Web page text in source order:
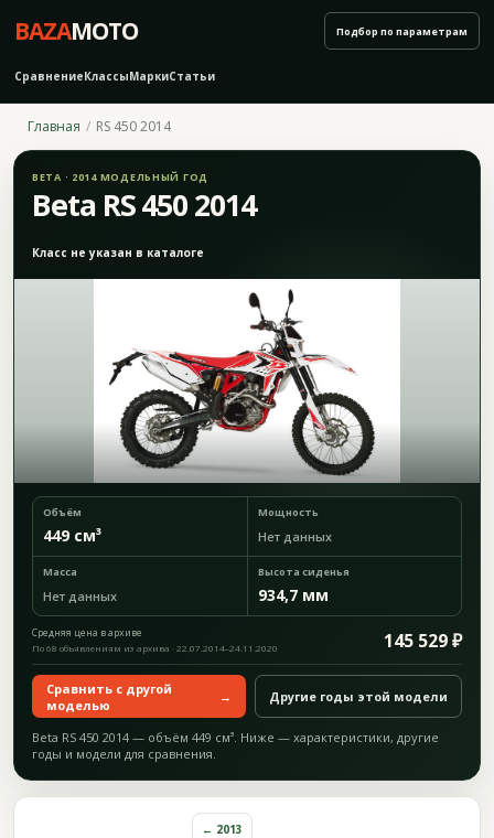
BAZAMOTO
СравнениеКлассыМаркиСтатьи
Подбор по параметрам
Главная RS 450 2014
BETA · 2014 МОДЕЛЬНЫЙ ГОД
Beta RS 450 2014
Класс не указан в каталоге
Объём
449 см³
Мощность
Нет данных
Масса
Нет данных
Высота сиденья
934,7 мм
Средняя цена в архиве 145 529 ₽
По 68 объявлениям из архива · 22.07.2014–24.11.2020
Сравнить с другой
моделью
→ Другие годы этой модели
Beta RS 450 2014 — объём 449 см³. Ниже — характеристики, другие
годы и модели для сравнения.
← 2013